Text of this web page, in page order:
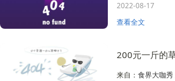
2022-08-17
查看全文
来自： 食界大咖秀